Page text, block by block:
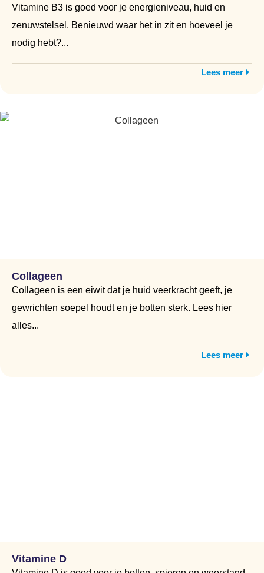
Vitamine B3 is goed voor je energieniveau, huid en
zenuwstelsel. Benieuwd waar het in zit en hoeveel je
nodig hebt?...
Lees meer
Collageen
Collageen is een eiwit dat je huid veerkracht geeft, je
gewrichten soepel houdt en je botten sterk. Lees hier
alles...
Lees meer
Vitamine D